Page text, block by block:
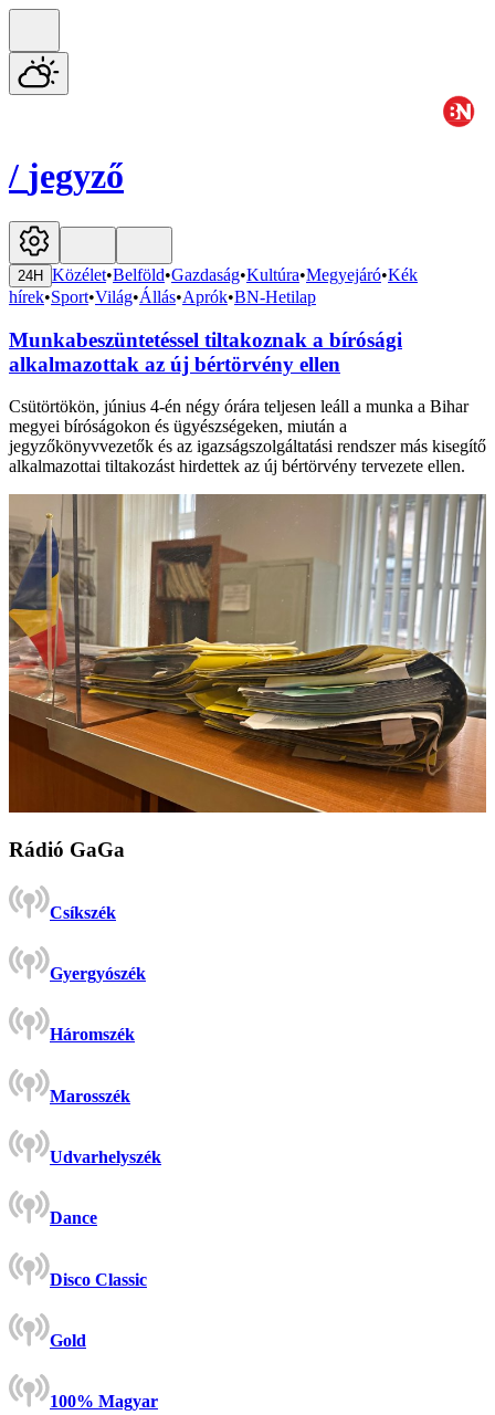
/ jegyző
24H Közélet•Belföld•Gazdaság•Kultúra•Megyejáró•Kék
hírek•Sport•Világ•Állás•Aprók•BN-Hetilap
Munkabeszüntetéssel tiltakoznak a bírósági
alkalmazottak az új bértörvény ellen
Csütörtökön, június 4-én négy órára teljesen leáll a munka a Bihar
megyei bíróságokon és ügyészségeken, miután a
jegyzőkönyvvezetők és az igazságszolgáltatási rendszer más kisegítő
alkalmazottai tiltakozást hirdettek az új bértörvény tervezete ellen.
Rádió GaGa
Csíkszék
Gyergyószék
Háromszék
Marosszék
Udvarhelyszék
Dance
Disco Classic
Gold
100% Magyar